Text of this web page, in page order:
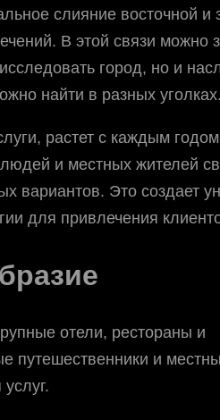
слияние восточной и
В этой связи можно
город, но и
найти в разных уголках.
растет с каждым
и местных жителей
вариантов. Это создает
для привлечения
отели, рестораны и
путешественники и